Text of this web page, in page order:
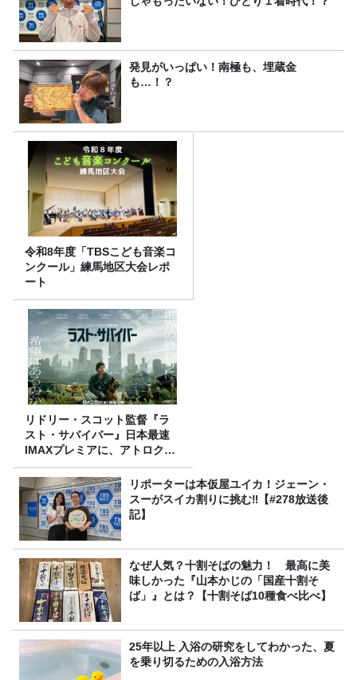
発見がいっぱい！南極も、埋蔵金
も…！？
令和8年度「TBSこども音楽コ
ンクール」練馬地区大会レポ
ート
リドリー・スコット監督『ラ
スト・サバイバー』日本最速
IMAXプレミアに、アトロクリ
スナー60名をご招待！
リポーターは本仮屋ユイカ！ジェーン・
スーがスイカ割りに挑む‼【#278放送後
記】
なぜ人気？十割そばの魅力！ 最高に美
味しかった『山本かじの「国産十割そ
ば」』とは？【十割そば10種食べ比べ】
25年以上 入浴の研究をしてわかった、夏
を乗り切るための入浴方法